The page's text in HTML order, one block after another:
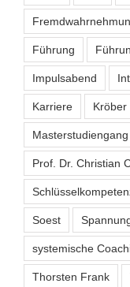
Führung
Impulsabend
Karriere Kröber
Masterstudiengang
Prof. Dr. Christian
Soest
systemische
Thorsten Frank